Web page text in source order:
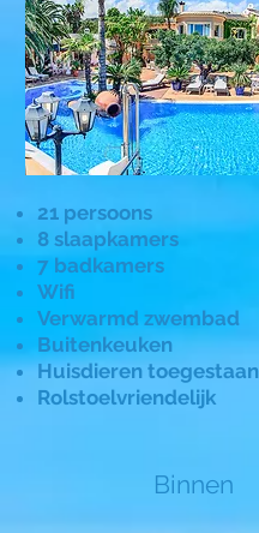
21 persoons
8 slaapkamers
7 badkamers
Wifi
Verwarmd zwembad
Buitenkeuken
Huisdieren toegestaan
Rolstoelvriendelijk
Binnen